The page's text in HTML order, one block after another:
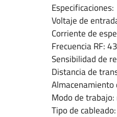
Especificaciones:
Voltaje de
Corriente de
Frecuencia RF:
Sensibilidad de
Distancia de
Almacenamiento
Modo de
Tipo de